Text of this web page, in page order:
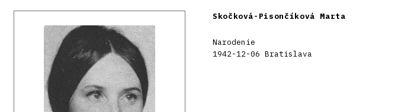
Skočková-Pisončíková Marta
Narodenie
1942-12-06 Bratislava